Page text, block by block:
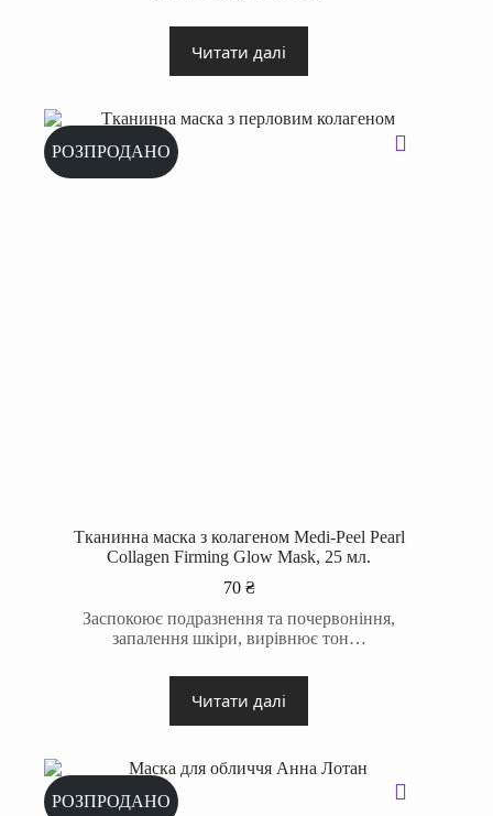
Читати далі
РОЗПРОДАНО
Тканинна маска з колагеном Medi-Peel Pearl
Collagen Firming Glow Mask, 25 мл.
70 ₴
Заспокоює подразнення та почервоніння,
запалення шкіри, вирівнює тон…
Читати далі
РОЗПРОДАНО